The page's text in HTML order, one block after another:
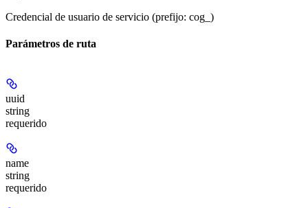
Credencial de usuario de servicio (prefijo: cog_)
Parámetros de ruta
uuid
string
requerido
name
string
requerido